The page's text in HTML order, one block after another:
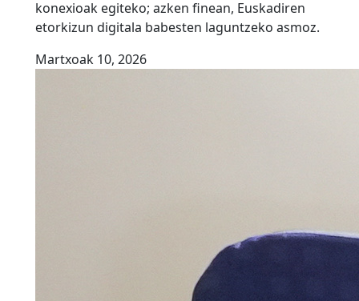
konexioak egiteko; azken finean, Euskadiren
etorkizun digitala babesten laguntzeko asmoz.
Martxoak 10, 2026